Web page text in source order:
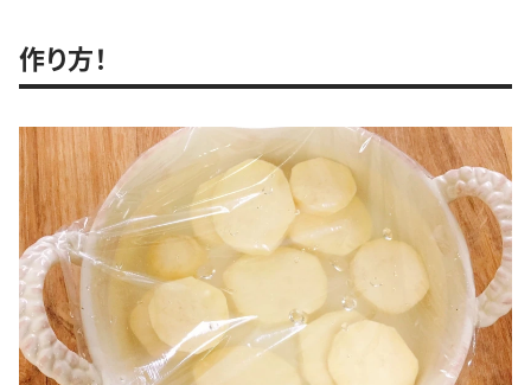
作り方！